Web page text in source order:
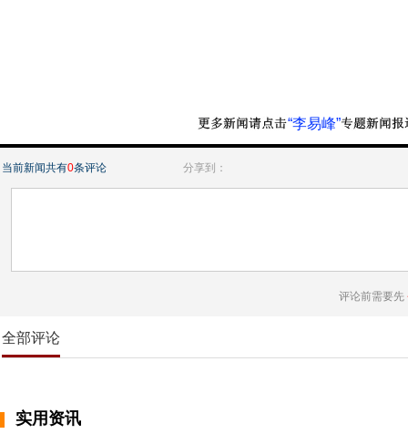
“李易峰”
当前新闻共有0条评论 分享到：
评论前需要先
全部评论
实用资讯